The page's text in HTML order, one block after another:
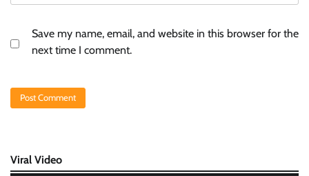
Save my name, email, and website in this browser for the
next time I comment.
Viral Video